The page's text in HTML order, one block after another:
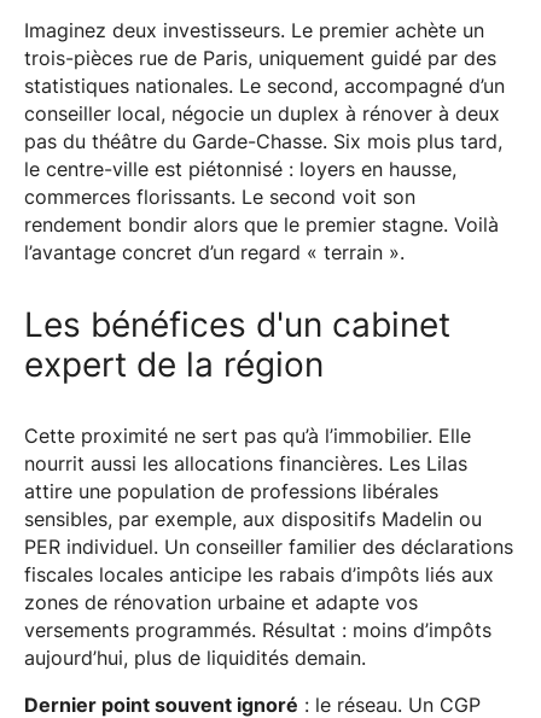
Imaginez deux investisseurs. Le premier achète un
trois-pièces rue de Paris, uniquement guidé par des
statistiques nationales. Le second, accompagné d’un
conseiller local, négocie un duplex à rénover à deux
pas du théâtre du Garde-Chasse. Six mois plus tard,
le centre-ville est piétonnisé : loyers en hausse,
commerces florissants. Le second voit son
rendement bondir alors que le premier stagne. Voilà
l’avantage concret d’un regard « terrain ».
Les bénéfices d'un cabinet
expert de la région
Cette proximité ne sert pas qu’à l’immobilier. Elle
nourrit aussi les allocations financières. Les Lilas
attire une population de professions libérales
sensibles, par exemple, aux dispositifs Madelin ou
PER individuel. Un conseiller familier des déclarations
fiscales locales anticipe les rabais d’impôts liés aux
zones de rénovation urbaine et adapte vos
versements programmés. Résultat : moins d’impôts
aujourd’hui, plus de liquidités demain.
Dernier point souvent ignoré : le réseau. Un CGP